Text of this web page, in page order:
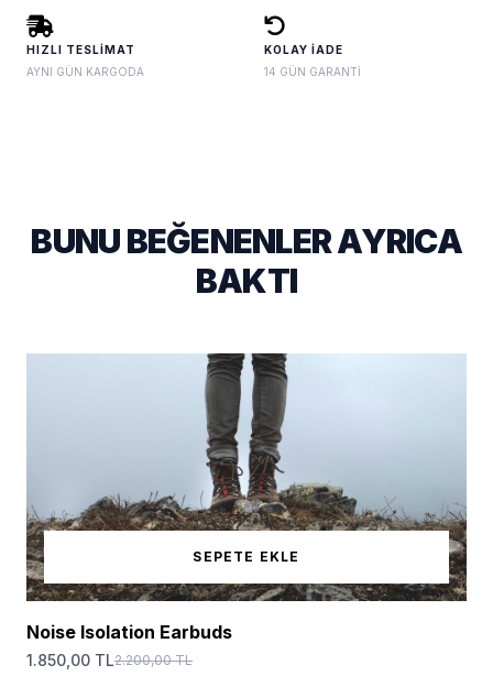
HIZLI TESLIMAT
AYNI GÜN KARGODA
KOLAY İADE
14 GÜN GARANTI
BUNU BEĞENENLER AYRICA
BAKTI
SEPETE EKLE
Noise Isolation Earbuds
1.850,00 TL2.200,00 TL